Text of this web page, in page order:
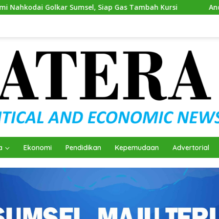
Siap Gas Tambah Kursi Andie Dinialdie
Ekonomi Pendidikan Kepemudaan Advertorial